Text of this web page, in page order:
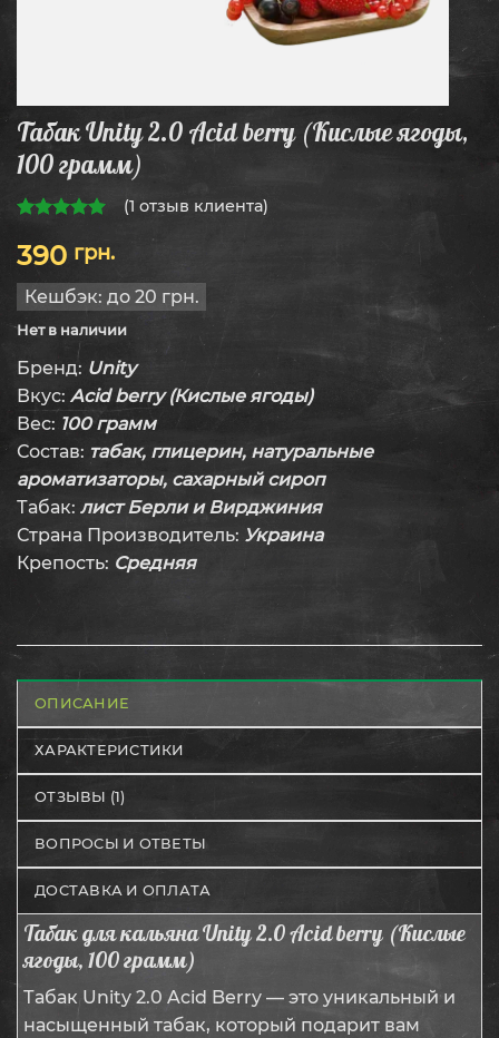
Табак Unity 2.0 Acid berry (Кислые ягоды,
100 грамм)
(1 отзыв клиента)
390 грн.
Кешбэк: до 20 грн.
Нет в наличии
Бренд: Unity
Вкус: Acid berry (Кислые ягоды)
Вес: 100 грамм
Состав: табак, глицерин, натуральные
ароматизаторы, сахарный сироп
Табак: лист Берли и Вирджиния
Страна Производитель: Украина
Крепость: Средняя
ОПИСАНИЕ
ХАРАКТЕРИСТИКИ
ОТЗЫВЫ (1)
ВОПРОСЫ И ОТВЕТЫ
ДОСТАВКА И ОПЛАТА
Табак для кальяна Unity 2.0 Acid berry (Кислые
ягоды, 100 грамм)
Табак Unity 2.0 Acid Berry — это уникальный и
насыщенный табак, который подарит вам